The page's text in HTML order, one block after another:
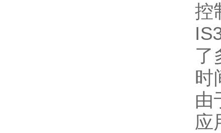
控
了
时
由
应